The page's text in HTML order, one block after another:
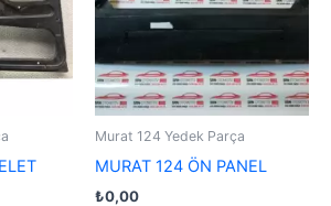
Murat 124 Yedek Parça
MURAT 124 ÖN PANEL
₺0,00